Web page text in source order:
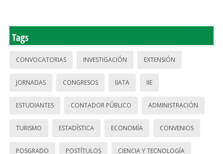
Tags
CONVOCATORIAS INVESTIGACIÓN EXTENSIÓN
JORNADAS CONGRESOS IIATA IIE
ESTUDIANTES CONTADOR PÚBLICO ADMINISTRACIÓN
TURISMO ESTADÍSTICA ECONOMÍA CONVENIOS
POSGRADO POSTÍTULOS CIENCIA Y TECNOLOGÍA